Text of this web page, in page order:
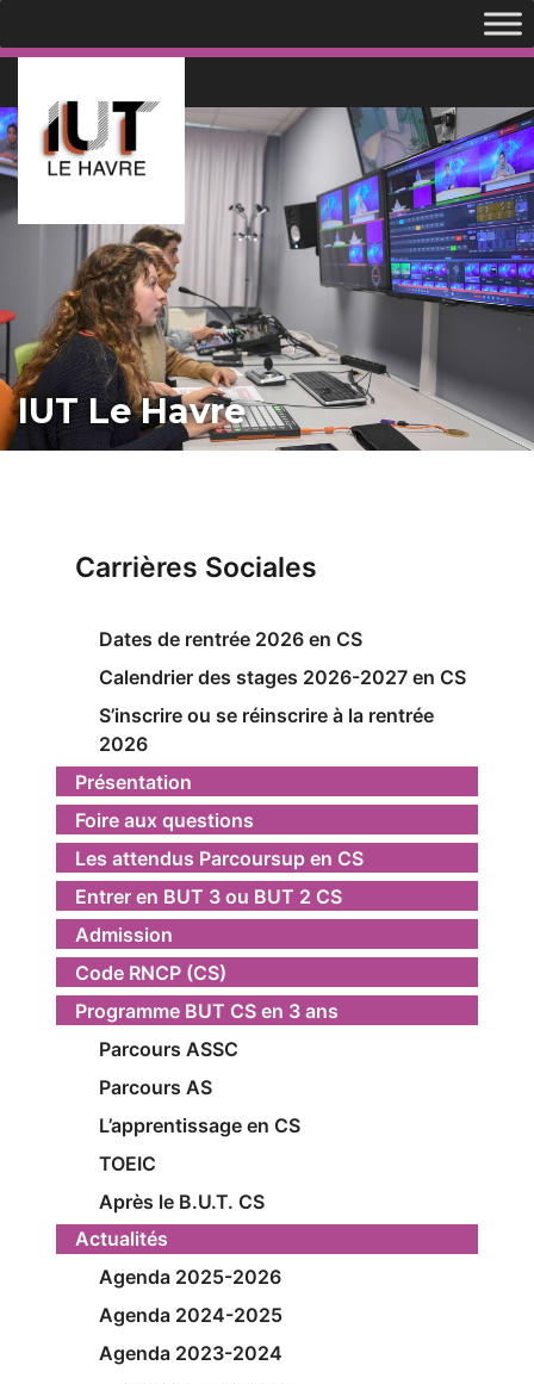
IUT Le Havre
Carrières Sociales
Dates de rentrée 2026 en CS
Calendrier des stages 2026-2027 en CS
S’inscrire ou se réinscrire à la rentrée
2026
Présentation
Foire aux questions
Les attendus Parcoursup en CS
Entrer en BUT 3 ou BUT 2 CS
Admission
Code RNCP (CS)
Programme BUT CS en 3 ans
Parcours ASSC
Parcours AS
L’apprentissage en CS
TOEIC
Après le B.U.T. CS
Actualités
Agenda 2025-2026
Agenda 2024-2025
Agenda 2023-2024